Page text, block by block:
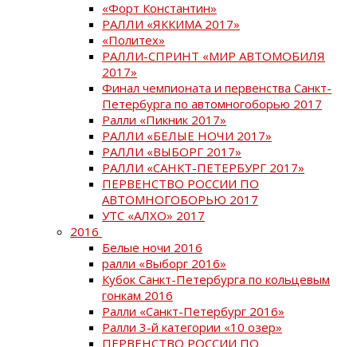
«Форт Константин»
РАЛЛИ «ЯККИМА 2017»
«Политех»
РАЛЛИ-СПРИНТ «МИР АВТОМОБИЛЯ
2017»
Финал чемпионата и первенства Санкт-
Петербурга по автомногоборью 2017
Ралли «Пикник 2017»
РАЛЛИ «БЕЛЫЕ НОЧИ 2017»
РАЛЛИ «ВЫБОРГ 2017»
РАЛЛИ «САНКТ-ПЕТЕРБУРГ 2017»
ПЕРВЕНСТВО РОССИИ ПО
АВТОМНОГОБОРЬЮ 2017
УТС «АЛХО» 2017
2016
Белые ночи 2016
ралли «Выборг 2016»
Кубок Санкт-Петербурга по кольцевым
гонкам 2016
Ралли «Санкт-Петербург 2016»
Ралли 3-й категории «10 озер»
ПЕРВЕНСТВО РОССИИ ПО